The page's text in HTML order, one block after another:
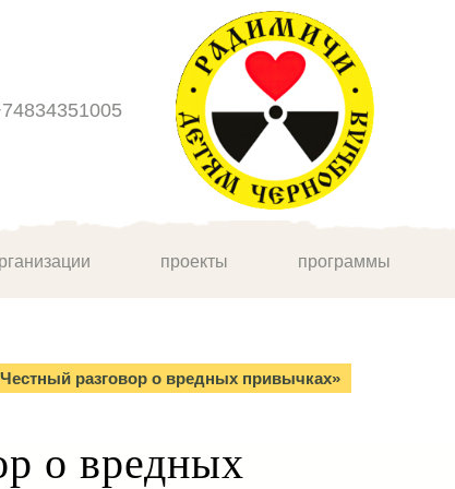
проекты программы
разговор о вредных привычках»
о вредных